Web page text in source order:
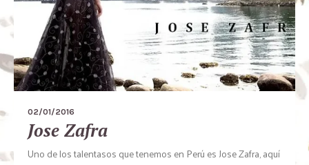
02/01/2016
Jose Zafra
Uno de los talentasos que tenemos en Perú es Jose Zafra, aquí